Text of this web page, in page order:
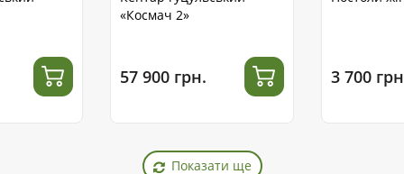
«Космач 2»
57 900 грн. 3 700
Показати ще